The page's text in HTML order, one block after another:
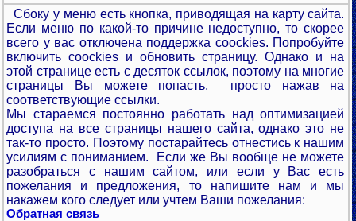
Сбоку у меню есть кнопка, приводящая на карту сайта.
Если меню по какой-то причине недоступно, то скорее
всего у вас отключена поддержка coockies. Попробуйте
включить coockies и обновить страницу. Однако и на
этой странице есть с десяток ссылок, поэтому на многие
страницы Вы можете попасть, просто нажав на
соответствующие ссылки.
Мы стараемся постоянно работать над оптимизацией
доступа на все страницы нашего сайта, однако это не
так-то просто. Поэтому постарайтесь отнестись к нашим
усилиям с пониманием. Если же Вы вообще не можете
разобраться с нашим сайтом, или если у Вас есть
пожелания и предложения, то напишите нам и мы
накажем кого следует или учтем Ваши пожелания:
Обратная связь